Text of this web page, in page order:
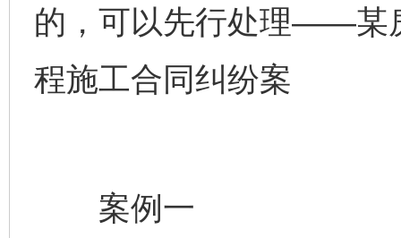
的，可以先行处理——某
程施工合同纠纷案
案例一